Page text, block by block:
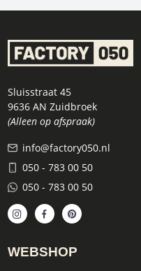
Sluisstraat 45
9636 AN Zuidbroek
(Alleen op afspraak)
info@factory050.nl
050 - 783 00 50
050 - 783 00 50
WEBSHOP